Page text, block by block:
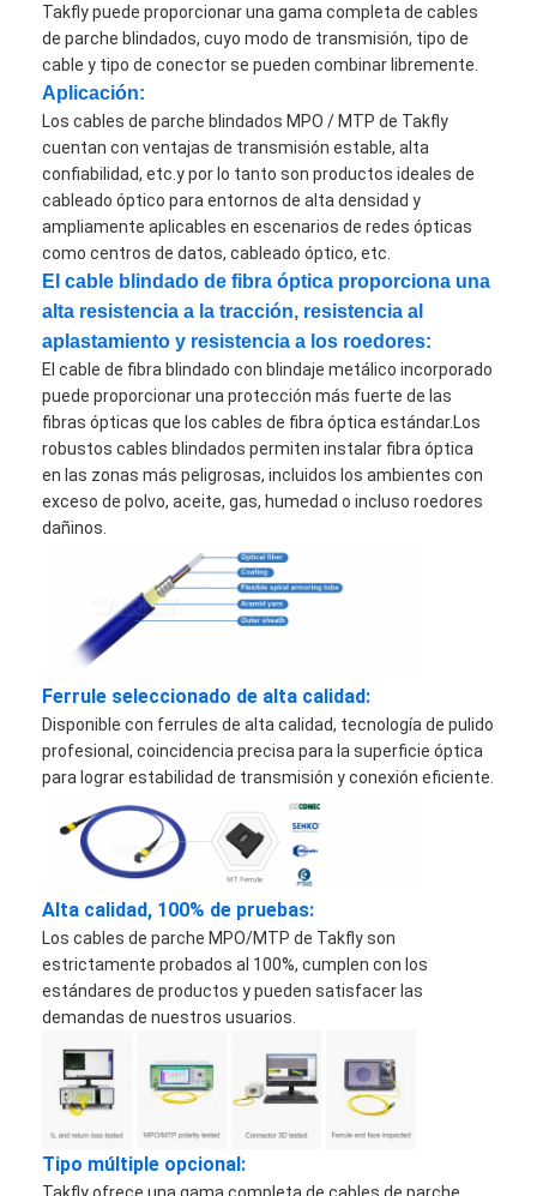
Hogar
Productos
Sobre nosotros
Takfly puede proporcionar una gama completa de cables
de parche blindados, cuyo modo de transmisión, tipo de
cable y tipo de conector se pueden combinar libremente.
Aplicación:
Los cables de parche blindados MPO / MTP de Takfly
cuentan con ventajas de transmisión estable, alta
confiabilidad, etc.y por lo tanto son productos ideales de
cableado óptico para entornos de alta densidad y
ampliamente aplicables en escenarios de redes ópticas
como centros de datos, cableado óptico, etc.
El cable blindado de fibra óptica proporciona una
alta resistencia a la tracción, resistencia al
aplastamiento y resistencia a los roedores:
El cable de fibra blindado con blindaje metálico incorporado
puede proporcionar una protección más fuerte de las
fibras ópticas que los cables de fibra óptica estándar.Los
robustos cables blindados permiten instalar fibra óptica
en las zonas más peligrosas, incluidos los ambientes con
exceso de polvo, aceite, gas, humedad o incluso roedores
dañinos.
Ferrule seleccionado de alta calidad:
Disponible con ferrules de alta calidad, tecnología de pulido
profesional, coincidencia precisa para la superficie óptica
para lograr estabilidad de transmisión y conexión eficiente.
Alta calidad, 100% de pruebas:
Los cables de parche MPO/MTP de Takfly son
estrictamente probados al 100%, cumplen con los
estándares de productos y pueden satisfacer las
demandas de nuestros usuarios.
Tipo múltiple opcional: